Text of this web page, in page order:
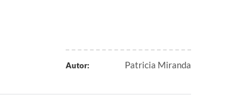
Autor: Patricia Miranda